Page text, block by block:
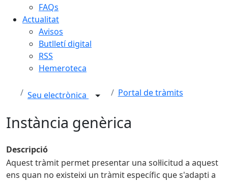
FAQs
Actualitat
Avisos
Butlletí digital
RSS
Hemeroteca
Seu electrònica Portal de tràmits
Instància genèrica
Descripció
Aquest tràmit permet presentar una sol·licitud a aquest
ens quan no existeixi un tràmit específic que s'adapti a